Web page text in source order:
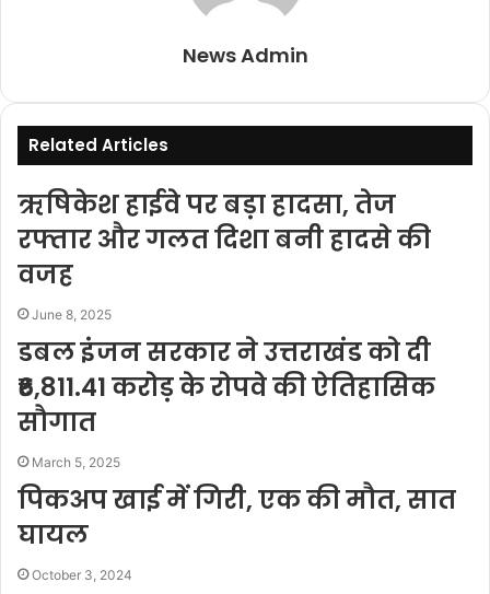
News Admin
Related Articles
ऋषिकेश हाईवे पर बड़ा हादसा, तेज
रफ्तार और गलत दिशा बनी हादसे की
वजह
June 8, 2025
डबल इंजन सरकार ने उत्तराखंड को दी
₹6,811.41 करोड़ के रोपवे की ऐतिहासिक
सौगात
March 5, 2025
पिकअप खाई में गिरी, एक की मौत, सात
घायल
October 3, 2024